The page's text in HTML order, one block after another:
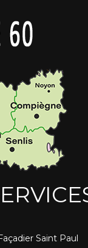
Saint Paul